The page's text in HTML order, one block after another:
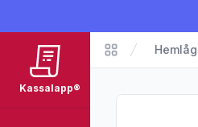
Kassalapp®
Matvarer